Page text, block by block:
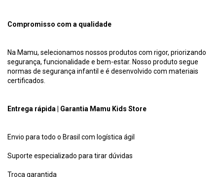
Compromisso com a qualidade
Na Mamu, selecionamos nossos produtos com rigor, priorizando
segurança, funcionalidade e bem-estar. Nosso produto segue
normas de segurança infantil e é desenvolvido com materiais
certificados.
Entrega rápida | Garantia Mamu Kids Store
Envio para todo o Brasil com logística ágil
Suporte especializado para tirar dúvidas
Troca garantida